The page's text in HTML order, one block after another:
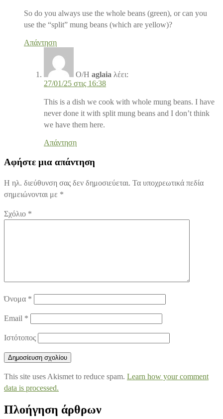
So do you always use the whole beans (green), or can you
use the “split” mung beans (which are yellow)?
Απάντηση
Ο/Η aglaia λέει:
27/01/25 στις 16:38
This is a dish we cook with whole mung beans. I have
never done it with split mung beans and I don’t think
we have them here.
Απάντηση
Αφήστε μια απάντηση
Η ηλ. διεύθυνση σας δεν δημοσιεύεται. Τα υποχρεωτικά πεδία
σημειώνονται με *
Σχόλιο *
Όνομα *
Email *
Ιστότοπος
This site uses Akismet to reduce spam. Learn how your comment
data is processed.
Πλοήγηση άρθρων